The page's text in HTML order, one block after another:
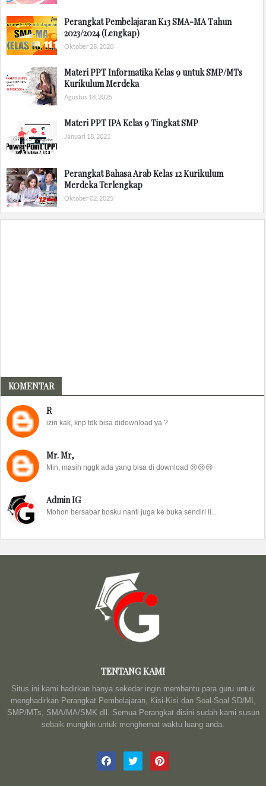
Perangkat Pembelajaran K13 SMA-MA Tahun
2023/2024 (Lengkap)
Oktober 28, 2020
Materi PPT Informatika Kelas 9 untuk SMP/MTs
Kurikulum Merdeka
Agustus 18, 2025
Materi PPT IPA Kelas 9 Tingkat SMP
Januari 18, 2021
Perangkat Bahasa Arab Kelas 12 Kurikulum
Merdeka Terlengkap
Oktober 02, 2025
KOMENTAR
R
izin kak, knp tdk bisa didownload ya ?
Mr. Mr,
Min, masih nggk ada yang bisa di download 😢😢😢
Admin IG
Mohon bersabar bosku nanti juga ke buka sendiri li...
TENTANG KAMI
Situs ini kami hadirkan hanya sekedar ingin membantu para guru untuk
menghadirkan Perangkat Pembelajaran, Kisi-Kisi dan Soal-Soal SD/MI,
SMP/MTs, SMA/MA/SMK dll. Semua Perangkat disini sudah kami susun
sebaik mungkin untuk menghemat waktu luang anda.